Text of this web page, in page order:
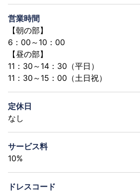
営業時間
【朝の部】
6：00～10：00
【昼の部】
11：30～14：30（平日）
11：30～15：00（土日祝）
定休日
なし
サービス料
10%
ドレスコード